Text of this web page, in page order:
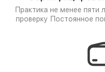
Практика не менее пяти
проверку Постоянное